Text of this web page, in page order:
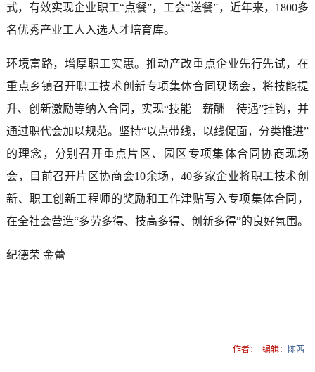
式，有效实现企业职工“点餐”，工会“送餐”，近年来，1800多
名优秀产业工人入选人才培育库。
环境富路，增厚职工实惠。推动产改重点企业先行先试，在
重点乡镇召开职工技术创新专项集体合同现场会，将技能提
升、创新激励等纳入合同，实现“技能—薪酬—待遇”挂钩，并
通过职代会加以规范。坚持“以点带线，以线促面，分类推进”
的理念，分别召开重点片区、园区专项集体合同协商现场
会，目前召开片区协商会10余场，40多家企业将职工技术创
新、职工创新工程师的奖励和工作津贴写入专项集体合同，
在全社会营造“多劳多得、技高多得、创新多得”的良好氛围。
纪德荣 金蕾
作者： 编辑： 陈茜